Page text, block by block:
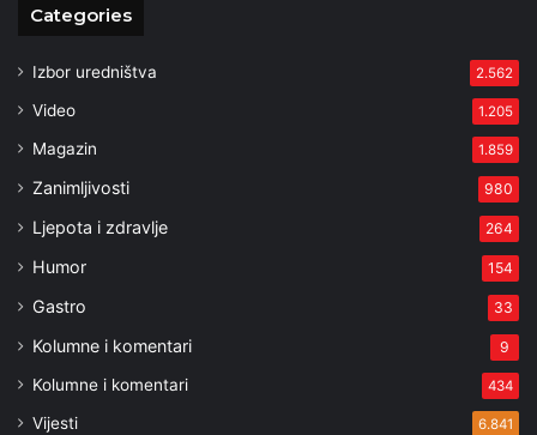
Categories
Izbor uredništva 2.562
Video 1.205
Magazin 1.859
Zanimljivosti 980
Ljepota i zdravlje 264
Humor 154
Gastro 33
Kolumne i komentari 9
Kolumne i komentari 434
Vijesti 6.841